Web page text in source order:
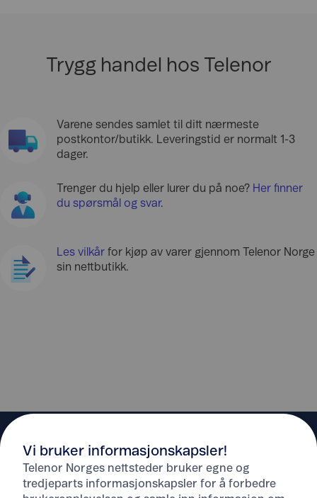
Trygg handel hos Telenor
Varene sendes samlet til ditt nærmeste
postkontor/butikk. Leveringstid er normalt 1-3
dager.
Trenger du hjelp eller lurer du på noe? Her finner
du spørsmål og svar.
Les vilkår for kjøp av varer gjennom Telenor Norge
sin nettbutikk.
Vi bruker informasjonskapsler!
Telenor Norges nettsteder bruker egne og
tredjeparts informasjonskapsler for å forbedre